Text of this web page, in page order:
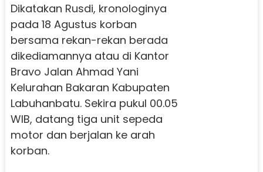
Dikatakan Rusdi, kronologinya
pada 18 Agustus korban
bersama rekan-rekan berada
dikediamannya atau di Kantor
Bravo Jalan Ahmad Yani
Kelurahan Bakaran Kabupaten
Labuhanbatu. Sekira pukul 00.05
WIB, datang tiga unit sepeda
motor dan berjalan ke arah
korban.